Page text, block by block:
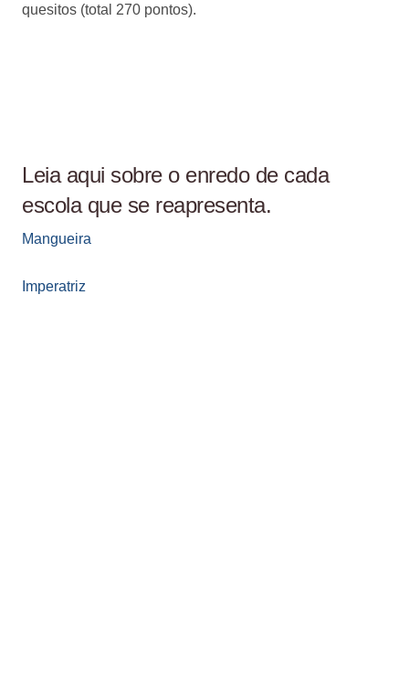
quesitos (total 270 pontos).
Leia aqui sobre o enredo de cada
escola que se reapresenta.
Mangueira
Imperatriz